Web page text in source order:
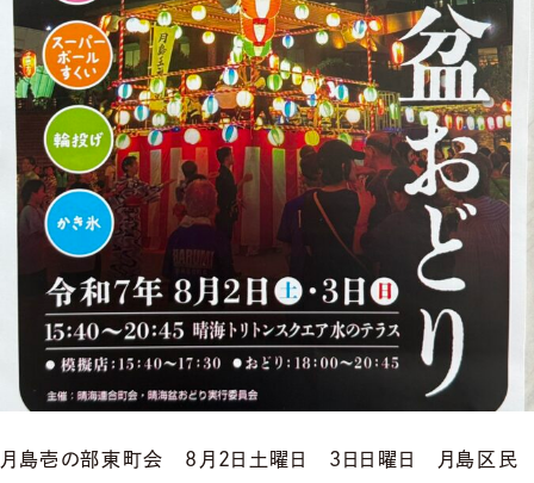
月島壱の部東町会 8月2日土曜日 3日日曜日 月島区民